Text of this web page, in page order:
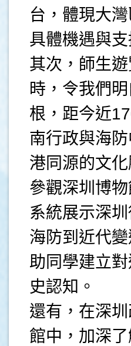
台，體現大
具體機遇與支
其次，師生
時，令我們
根，距今近
南行政與海
港同源的文化
參觀深圳博
系統展示深
海防到近代
助同學建立
史認知。
還有，在深
館中，加深